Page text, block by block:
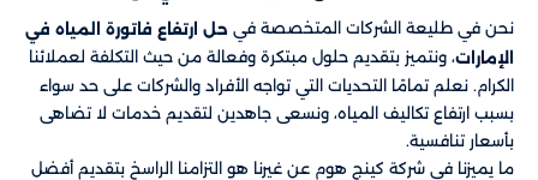
نحن في طليعة الشركات المتخصصة في حل ارتفاع فاتورة المياه في
الإمارات، ونتميز بتقديم حلول مبتكرة وفعالة من حيث التكلفة لعملائنا
الكرام. نعلم تمامًا التحديات التي تواجه الأفراد والشركات على حد سواء
بسبب ارتفاع تكاليف المياه، ونسعى جاهدين لتقديم خدمات لا تضاهى
بأسعار تنافسية.
ما يميزنا في شركة كينج هوم عن غيرنا هو التزامنا الراسخ بتقديم أفضل